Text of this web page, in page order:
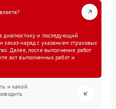
диагностику и последующий
заказ-наряд с указанием страховых
Далее, после выполнения работ
акт выполненных работ и
и какой